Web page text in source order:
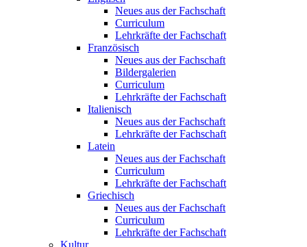
Neues aus der Fachschaft
Curriculum
Lehrkräfte der Fachschaft
Französisch
Neues aus der Fachschaft
Bildergalerien
Curriculum
Lehrkräfte der Fachschaft
Italienisch
Neues aus der Fachschaft
Lehrkräfte der Fachschaft
Latein
Neues aus der Fachschaft
Curriculum
Lehrkräfte der Fachschaft
Griechisch
Neues aus der Fachschaft
Curriculum
Lehrkräfte der Fachschaft